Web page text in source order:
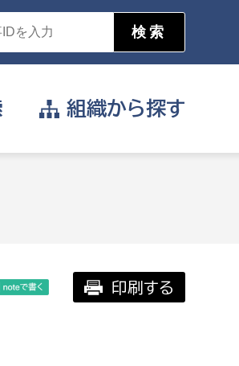
をしたい
組織から探す
印刷する